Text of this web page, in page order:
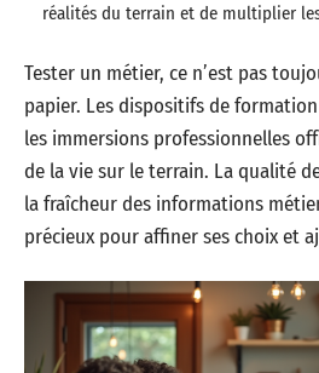
réalités du terrain et de multiplier
Tester un métier, ce n’est pas
papier. Les dispositifs de
les immersions professionnelles
de la vie sur le terrain. La qualité
la fraîcheur des informations
précieux pour affiner ses choix et